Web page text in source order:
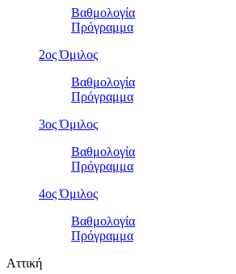
Βαθμολογία
Πρόγραμμα
2ος Όμιλος
Βαθμολογία
Πρόγραμμα
3ος Όμιλος
Βαθμολογία
Πρόγραμμα
4ος Όμιλος
Βαθμολογία
Πρόγραμμα
Αττική